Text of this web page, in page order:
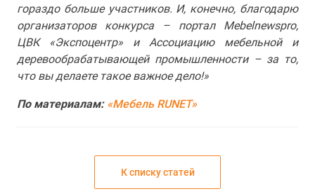
гораздо больше участников. И, конечно, благодарю
организаторов конкурса – портал Мebelnewspro,
ЦВК «Экспоцентр» и Ассоциацию мебельной и
деревообрабатывающей промышленности – за то,
что вы делаете такое важное дело!»
По материалам: «Мебель RUNET»
К списку статей